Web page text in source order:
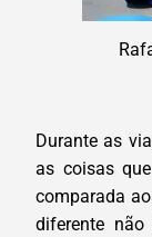
Durante as
as coisas
comparada
diferente